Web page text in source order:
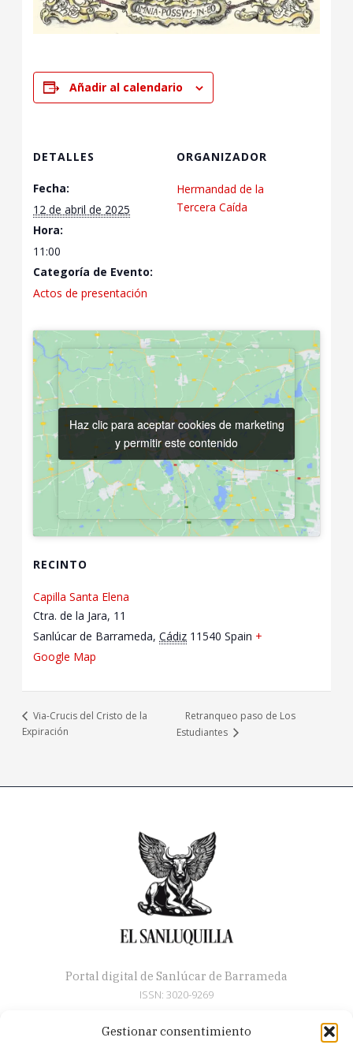
Gestionar consentimiento
Añadir al calendario
DETALLES
Fecha:
12 de abril de 2025
Hora:
11:00
Categoría de Evento:
Actos de presentación
ORGANIZADOR
Hermandad de la
Tercera Caída
RECINTO
Capilla Santa Elena
Ctra. de la Jara, 11
Sanlúcar de Barrameda, Cádiz 11540 Spain +
Google Map
Haz clic para aceptar cookies de marketing
y permitir este contenido
Haz clic para aceptar cookies de marketing
y permitir este contenido
Via-Crucis del Cristo de la
Expiración
Retranqueo paso de Los
Estudiantes
Portal digital de Sanlúcar de Barrameda
ISSN: 3020-9269